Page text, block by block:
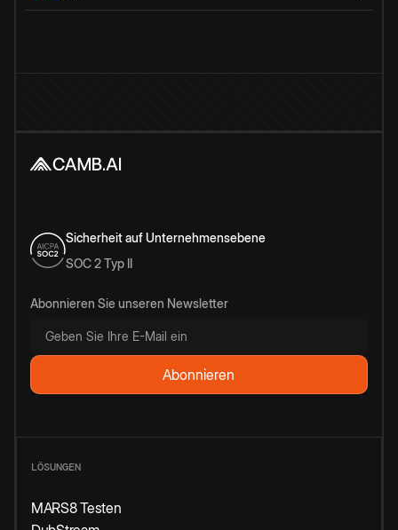
Sicherheit auf Unternehmensebene
SOC 2 Typ II
Abonnieren Sie unseren Newsletter
LÖSUNGEN
MARS8 Testen